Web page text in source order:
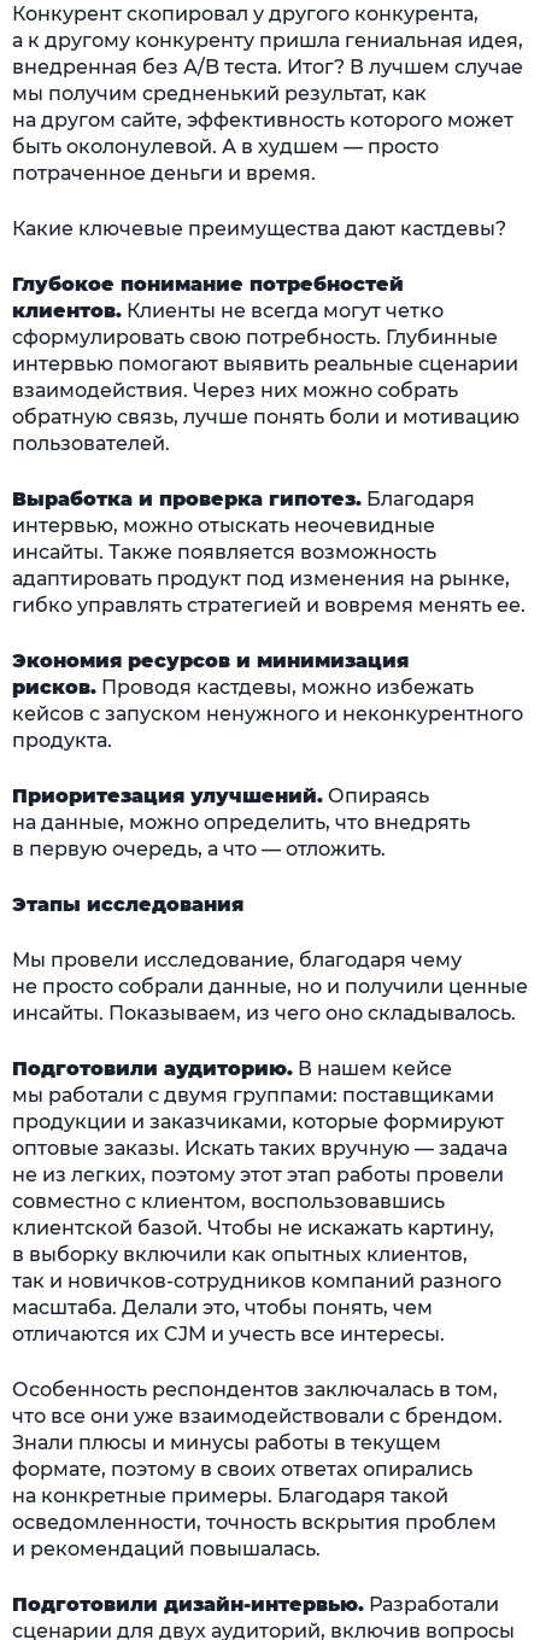
Конкурент скопировал у другого конкурента,
а к другому конкуренту пришла гениальная идея,
внедренная без А/B теста. Итог? В лучшем случае
мы получим средненький результат, как
на другом сайте, эффективность которого может
быть околонулевой. А в худшем — просто
потраченное деньги и время.
Какие ключевые преимущества дают кастдевы?
Глубокое понимание потребностей
клиентов. Клиенты не всегда могут четко
сформулировать свою потребность. Глубинные
интервью помогают выявить реальные сценарии
взаимодействия. Через них можно собрать
обратную связь, лучше понять боли и мотивацию
пользователей.
Выработка и проверка гипотез. Благодаря
интервью, можно отыскать неочевидные
инсайты. Также появляется возможность
адаптировать продукт под изменения на рынке,
гибко управлять стратегией и вовремя менять ее.
Экономия ресурсов и минимизация
рисков. Проводя кастдевы, можно избежать
кейсов с запуском ненужного и неконкурентного
продукта.
Приоритезация улучшений. Опираясь
на данные, можно определить, что внедрять
в первую очередь, а что — отложить.
Этапы исследования
Мы провели исследование, благодаря чему
не просто собрали данные, но и получили ценные
инсайты. Показываем, из чего оно складывалось.
Подготовили аудиторию. В нашем кейсе
мы работали с двумя группами: поставщиками
продукции и заказчиками, которые формируют
оптовые заказы. Искать таких вручную — задача
не из легких, поэтому этот этап работы провели
совместно с клиентом, воспользовавшись
клиентской базой. Чтобы не искажать картину,
в выборку включили как опытных клиентов,
так и новичков-сотрудников компаний разного
масштаба. Делали это, чтобы понять, чем
отличаются их CJM и учесть все интересы.
Особенность респондентов заключалась в том,
что все они уже взаимодействовали с брендом.
Знали плюсы и минусы работы в текущем
формате, поэтому в своих ответах опирались
на конкретные примеры. Благодаря такой
осведомленности, точность вскрытия проблем
и рекомендаций повышалась.
Подготовили дизайн-интервью. Разработали
сценарии для двух аудиторий, включив вопросы